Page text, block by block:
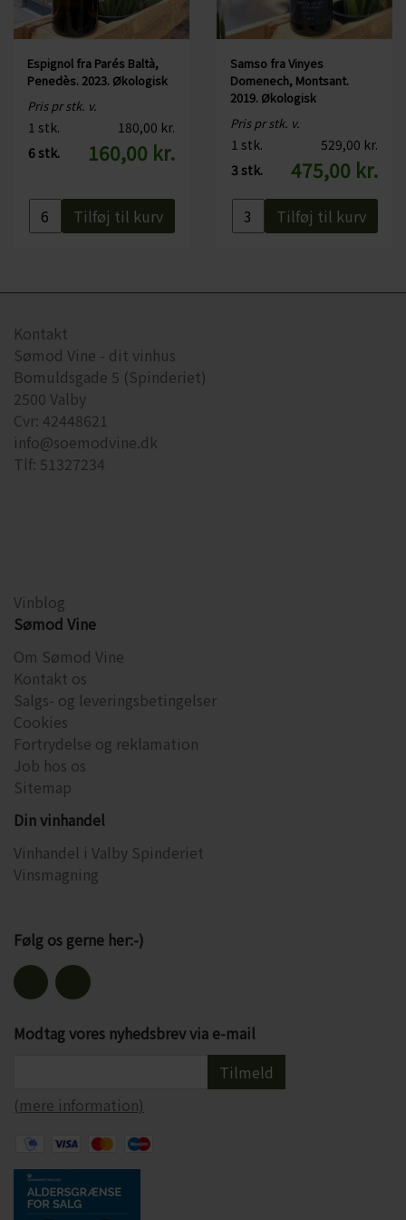
Espignol fra Parés Baltà,
Penedès. 2023. Økologisk
Pris pr stk. v.
1 stk.
180,00 kr.
6 stk.
160,00 kr.
Tilføj til kurv
Samso fra Vinyes
Domenech, Montsant.
2019. Økologisk
Pris pr stk. v.
1 stk.
529,00 kr.
3 stk.
475,00 kr.
Tilføj til kurv
Kontakt
Sømod Vine - dit vinhus
Bomuldsgade 5 (Spinderiet)
2500 Valby
Cvr: 42448621
info@soemodvine.dk
Tlf: 51327234
Vinblog
Sømod Vine
Om Sømod Vine
Kontakt os
Salgs- og leveringsbetingelser
Cookies
Fortrydelse og reklamation
Job hos os
Sitemap
Din vinhandel
Vinhandel i Valby Spinderiet
Vinsmagning
Følg os gerne her:-)
Modtag vores nyhedsbrev via e-mail
Tilmeld
(mere information)